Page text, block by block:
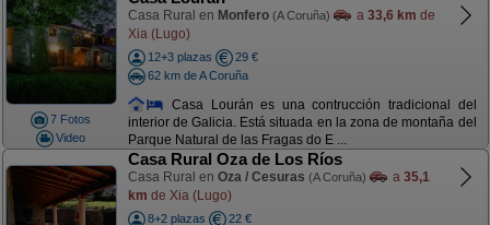
7 Fotos
Video
Casa Rural en Monfero (A Coruña) a 33,6 km de
Xia (Lugo)
12+3 plazas
29 €
62 km de A Coruña
Casa Lourán es una contrucción tradicional del
interior de Galicia. Está situada en la zona de montaña del
Parque Natural de las Fragas do E ...
Casa Rural Oza de Los Ríos
Casa Rural en Oza / Cesuras (A Coruña) a 35,1
km de Xia (Lugo)
8+2 plazas
22 €